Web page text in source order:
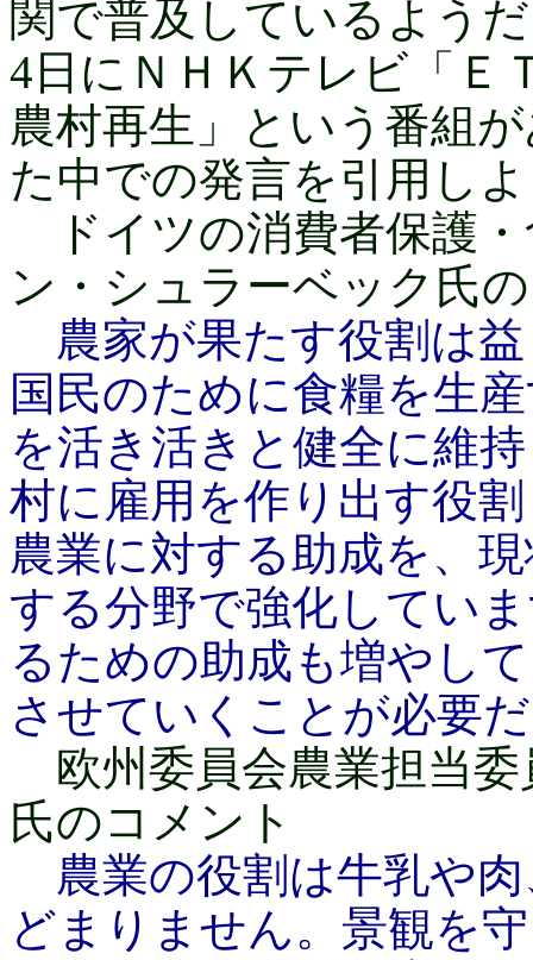
関で普及しているよう
4日にＮＨＫテレビ「Ｅ
農村再生」という番組
た中での発言を引用し
ドイツの消費者保護
ン・シュラーベック氏
農家が果たす役割は
国民のために食糧を生
を活き活きと健全に維
村に雇用を作り出す役
農業に対する助成を、
する分野で強化してい
るための助成も増やし
させていくことが必要
欧州委員会農業担当
氏のコメント
農業の役割は牛乳や
どまりません。景観を